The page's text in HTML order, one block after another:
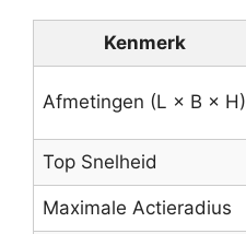
Kenmerk
Afmetingen (L × B × H)
Top Snelheid
Maximale Actieradius